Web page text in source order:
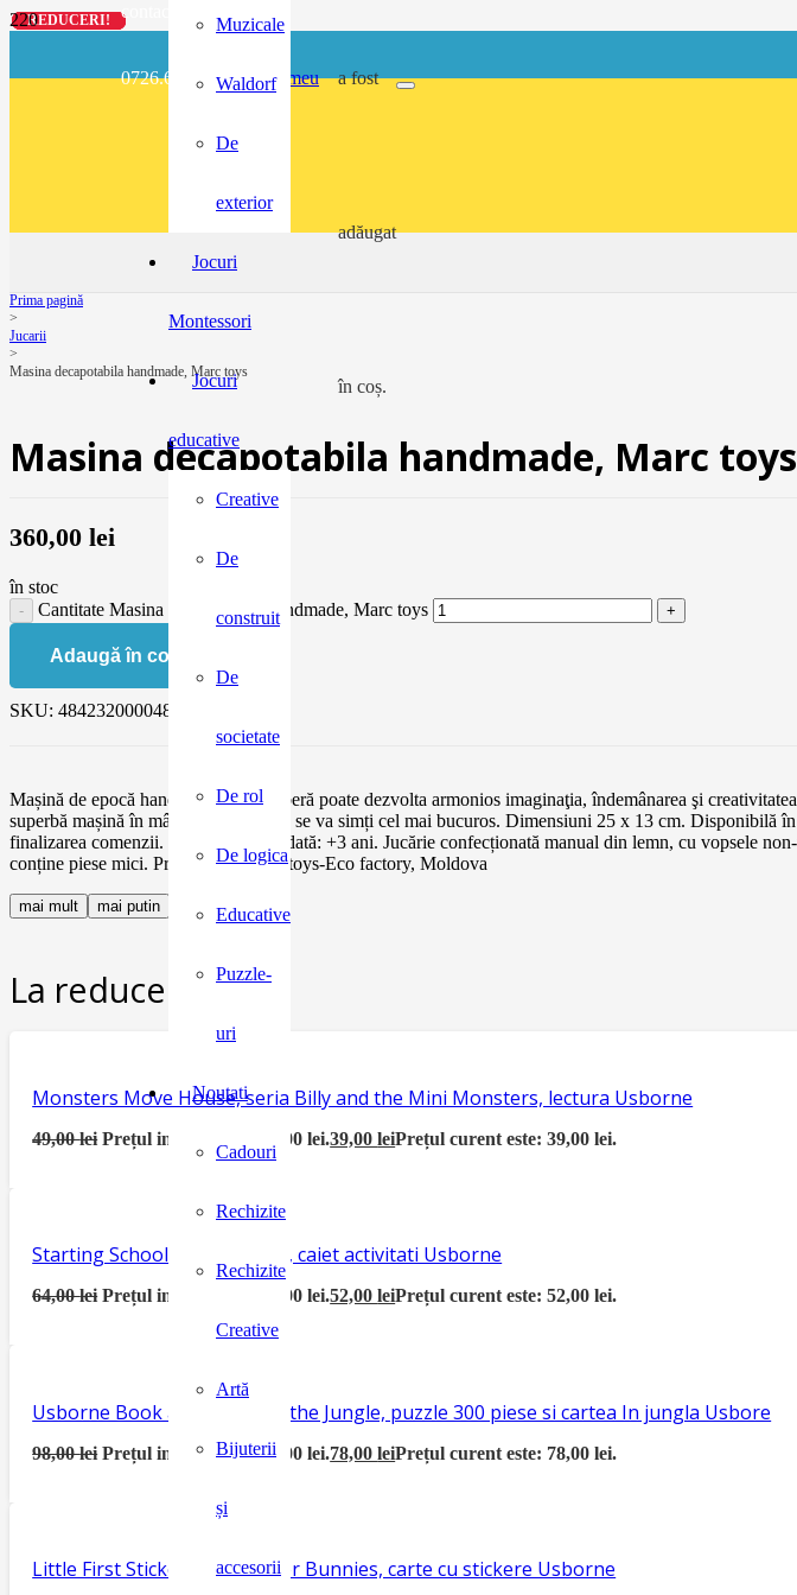
contact@buzunarel.ro
0726.697.486 meu a fost
adăugat
în coș.
Muzicale
Waldorf
De
exterior
Jocuri
Montessori
Jocuri
educative
Creative
De
construit
De
societate
De rol
De logica
Educative
Puzzle-
uri
Noutati
Cadouri
Rechizite
Rechizite
Creative
Artă
Bijuterii
și
accesorii
Prima pagină
>
Jucarii
>
Masina decapotabila handmade, Marc toys
Masina decapotabila handmade, Marc toys
360,00 lei
în stoc
Cantitate Masina decapotabila handmade, Marc toys
Adaugă în coș
SKU: 4842320000485
Mașină de epocă handmade. Joaca liberă poate dezvolta armonios imaginaţia, îndemânarea şi
superbă mașină în mânuțe, copilul tău se va simți cel mai bucuros. Dimensiuni 25 x 13 cm. Disponibilă
finalizarea comenzii. Vârsta recomandată: +3 ani. Jucărie confecționată manual din lemn, cu vopsele
conține piese mici. Producător: Marc toys-Eco factory, Moldova
mai mult mai putin
La reducere:
REDUCERI!
Monsters Move House, seria Billy and the Mini Monsters, lectura Usborne
49,00lei Prețul inițial a fost: 49,00 lei.39,00leiPrețul curent este: 39,00 lei.
REDUCERI!
Starting School Activity Book, caiet activitati Usborne
64,00lei Prețul inițial a fost: 64,00 lei.52,00leiPrețul curent este: 52,00 lei.
REDUCERI!
Usborne Book and Jigsaw In the Jungle, puzzle 300 piese si cartea In jungla Usbore
98,00lei Prețul inițial a fost: 98,00 lei.78,00leiPrețul curent este: 78,00 lei.
REDUCERI!
Little First Sticker Book Easter Bunnies, carte cu stickere Usborne